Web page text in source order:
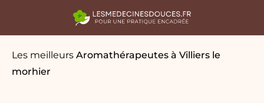
Les meilleurs Aromathérapeutes à Villiers le
morhier